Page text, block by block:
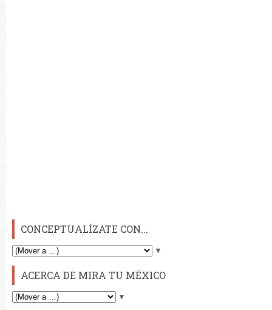
CONCEPTUALÍZATE CON...
▼
ACERCA DE MIRA TU MÉXICO
▼